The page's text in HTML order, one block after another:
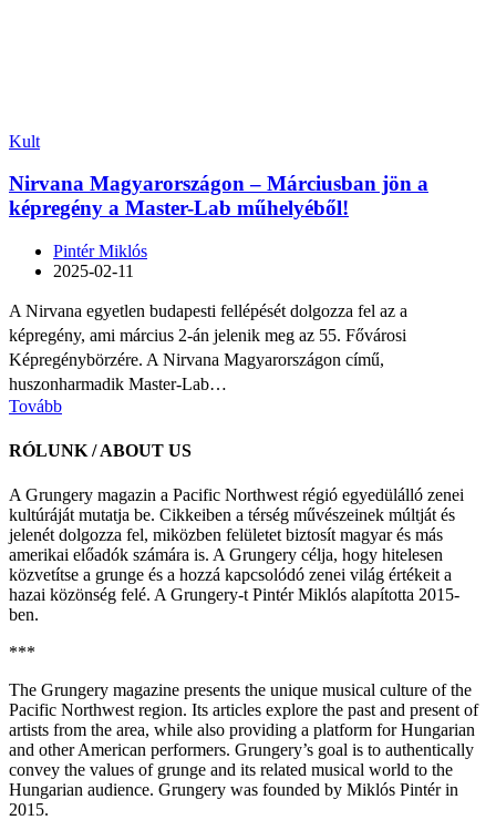
Kult
Nirvana Magyarországon – Márciusban jön a
képregény a Master-Lab műhelyéből!
Pintér Miklós
2025-02-11
A Nirvana egyetlen budapesti fellépését dolgozza fel az a
képregény, ami március 2-án jelenik meg az 55. Fővárosi
Képregénybörzére. A Nirvana Magyarországon című,
huszonharmadik Master-Lab…
Tovább
RÓLUNK / ABOUT US
A Grungery magazin a Pacific Northwest régió egyedülálló zenei
kultúráját mutatja be. Cikkeiben a térség művészeinek múltját és
jelenét dolgozza fel, miközben felületet biztosít magyar és más
amerikai előadók számára is. A Grungery célja, hogy hitelesen
közvetítse a grunge és a hozzá kapcsolódó zenei világ értékeit a
hazai közönség felé. A Grungery-t Pintér Miklós alapította 2015-
ben.
***
The Grungery magazine presents the unique musical culture of the
Pacific Northwest region. Its articles explore the past and present of
artists from the area, while also providing a platform for Hungarian
and other American performers. Grungery’s goal is to authentically
convey the values of grunge and its related musical world to the
Hungarian audience. Grungery was founded by Miklós Pintér in
2015.